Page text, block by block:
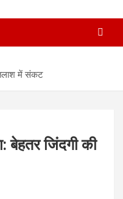
तलाश में संकट
बेहतर जिंदगी की